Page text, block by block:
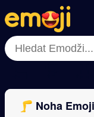
Menu
Close
Menu
Close
🦵 Noha Emoji